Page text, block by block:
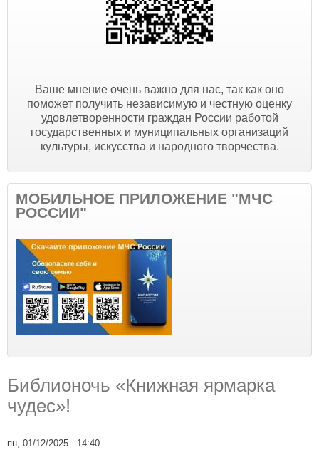
Ваше мнение очень важно для нас, так как оно
поможет получить независимую и честную оценку
удовлетворенности граждан России работой
государственных и муниципальных организаций
культуры, искусства и народного творчества.
МОБИЛЬНОЕ ПРИЛОЖЕНИЕ "МЧС
РОССИИ"
Библионочь «Книжная ярмарка
чудес»!
пн, 01/12/2025 - 14:40